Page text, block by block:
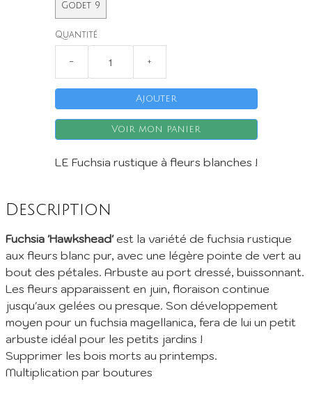
Godet 9
Quantité
− +
Ajouter
Voir mon panier
LE Fuchsia rustique à fleurs blanches !
Description
Fuchsia 'Hawkshead'est la variété de fuchsia rustique
aux fleurs blanc pur, avec une légère pointe de vert au
bout des pétales. Arbuste au port dressé, buissonnant.
Les fleurs apparaissent en juin, floraison continue
jusqu'aux gelées ou presque. Son développement
moyen pour un fuchsia magellanica, fera de lui un petit
arbuste idéal pour les petits jardins !
Supprimer les bois morts au printemps.
Multiplication par boutures